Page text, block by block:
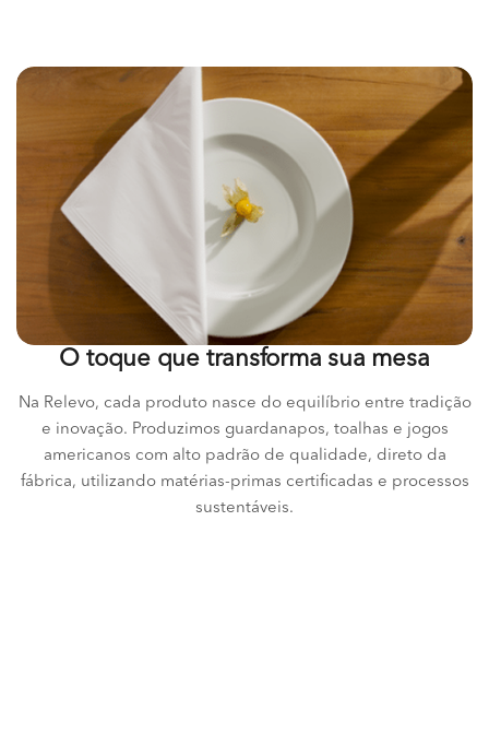
O toque que transforma sua mesa
Na Relevo, cada produto nasce do equilíbrio entre tradição
e inovação. Produzimos guardanapos, toalhas e jogos
americanos com alto padrão de qualidade, direto da
fábrica, utilizando matérias-primas certificadas e processos
sustentáveis.